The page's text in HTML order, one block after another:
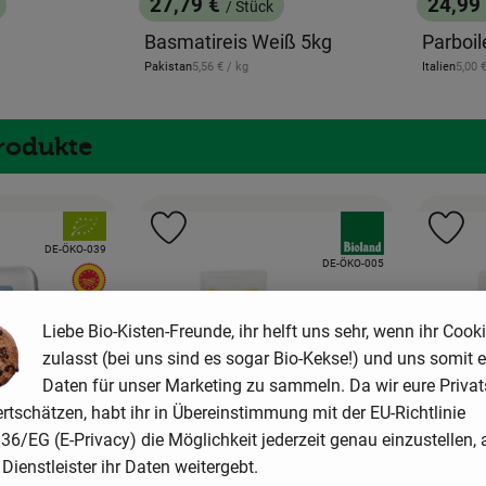
, Preis:
27,79 € / Stück
Basmatireis Weiß 5kg
, Herkunft:
Pakistan, Referenzpreis:
5,56 € / kg
,
24,99
, Herkunft:
Italien,5,00 €
Produkt zum Warenkorb hinzufügen
, Verband:
, Kontrollstelle:
DE-ÖKO-039
, EU Herkunft:
hinzufügen
Produkt zum
, Kontrollstelle:
DE-ÖKO-005
Produkt zu Favouriten hinzufügen
Liebe Bio-Kisten-Freunde, ihr helft uns sehr, wenn ihr
zulasst (bei uns sind es sogar Bio-Kekse!) und uns somit
Daten für unser Marketing zu sammeln. Da wir eure
habt ihr in Übereinstimmung mit der EU-Richtlinie
EG (E-Privacy) die Möglichkeit jederzeit genau einzustellen,
ihr Daten weitergebt.